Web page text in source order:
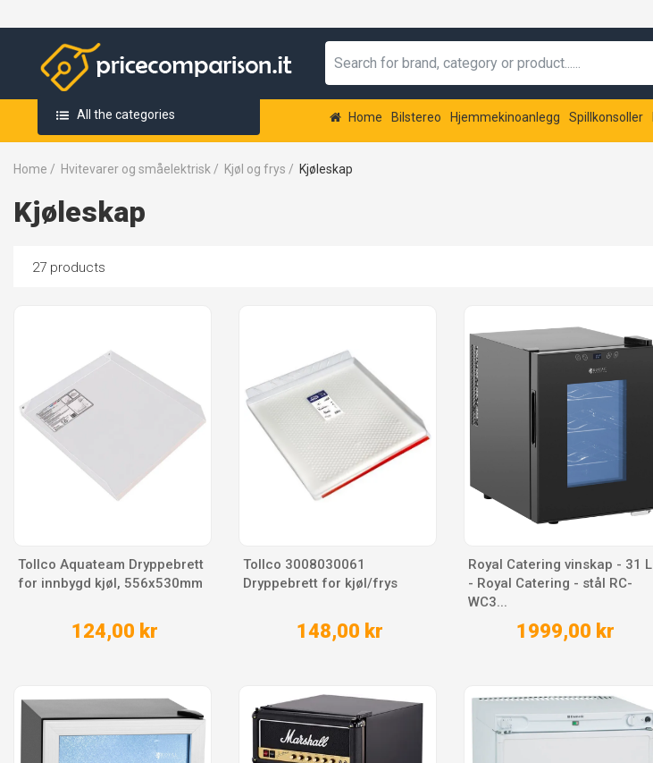
All the categories Home Bilstereo Hjemmekinoanlegg Spillkonsoller
Home / Hvitevarer og småelektrisk / Kjøl og frys / Kjøleskap
Kjøleskap
27 products
Tollco Aquateam Dryppebrett
for innbygd kjøl, 556x530mm
124,00 kr
Tollco 3008030061
Dryppebrett for kjøl/frys
148,00 kr
Royal Catering vinskap - 31 L
- Royal Catering - stål RC-
WC3...
1999,00 kr